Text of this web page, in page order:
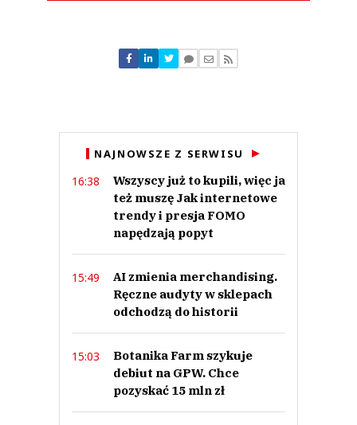
21.06.2023 / 22:02
This comment was minimized by the moderator on the site
Tworzenie tak wielkich korporacji jak Cirkle,powinno być ZABRONIONE.
Nick
Odpowiedz
0
Nie znaleziono komentarzy
Zostaw swoje komentarze
Imię (Wymagane)
Anuluj
NAJNOWSZE Z SERWISU
16:38
Wszyscy już to kupili, więc ja
też muszę Jak internetowe
trendy i presja FOMO
napędzają popyt
15:49
AI zmienia merchandising.
Ręczne audyty w sklepach
odchodzą do historii
15:03
Botanika Farm szykuje
debiut na GPW. Chce
pozyskać 15 mln zł